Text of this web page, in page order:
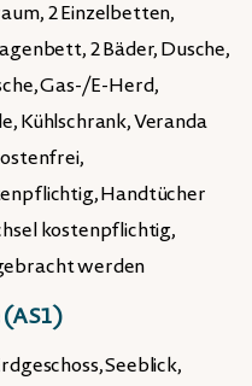
2 Einzelbetten,
2 Bäder, Dusche,
Gas-/E-Herd,
Kühlschrank, Veranda
Handtücher
kostenpflichtig,
werden
(AS1)
Seeblick,